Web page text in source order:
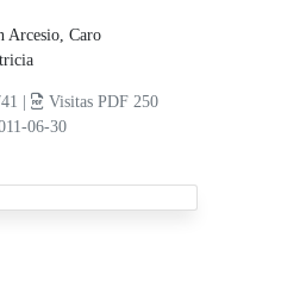
Arcesio,Caro
|
Visitas PDF 250
06-30